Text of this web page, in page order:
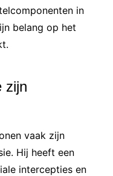
in
belang op het
zijn
vaak zijn
Hij heeft een
intercepties en